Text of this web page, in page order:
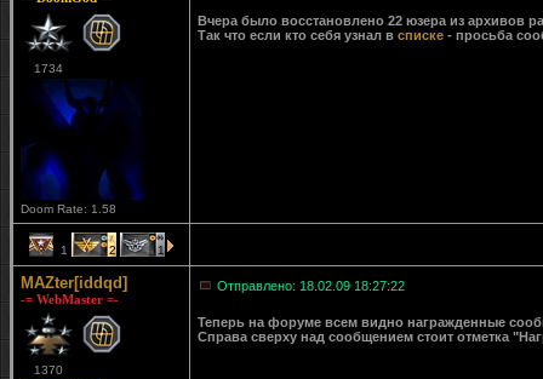
1734
Doom Rate: 1.58
Вчера было восстановлено 22 юзера из архивов
Так что если кто себя узнал в списке - просьба
1 2 1
MAZter[iddqd]
-= WebMaster =-
1370
Отправлено: 18.02.09 18:27:22
Теперь на форуме всем видно награжденные
Справа сверху над сообщением стоит отметка